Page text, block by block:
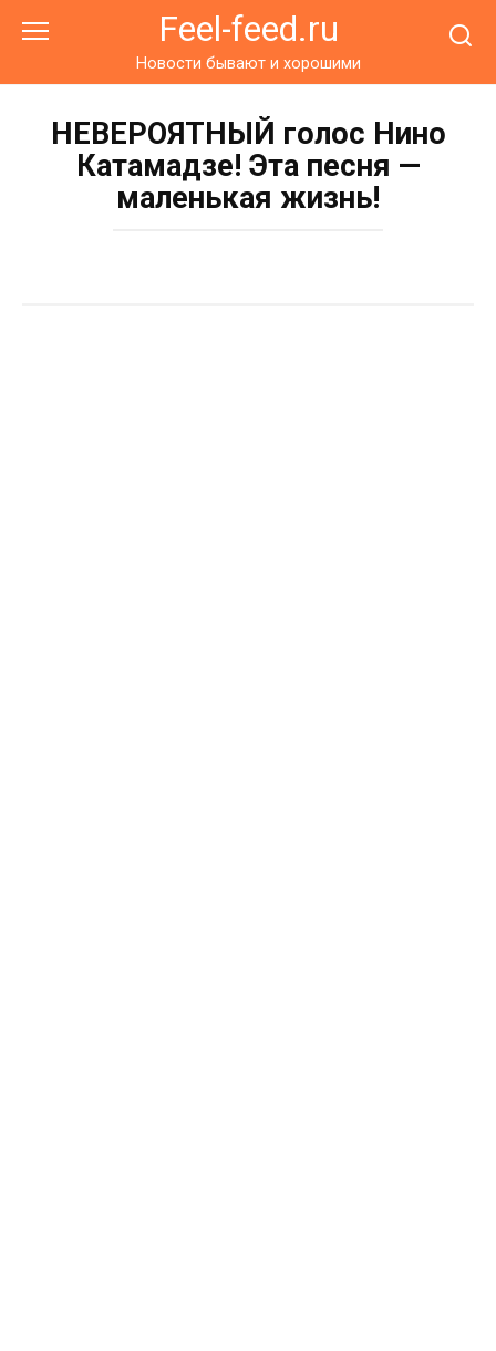
Feel-feed.ru
Новости бывают и хорошими
НЕВЕРОЯТНЫЙ голос Нино
Катамадзе! Эта песня —
маленькая жизнь!